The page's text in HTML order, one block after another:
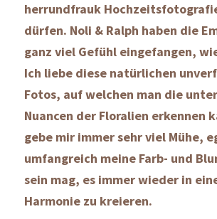
herrundfrauk
dürfen. Noli & Ralph haben die
ganz viel Gefühl eingefangen,
Ich liebe diese natürlichen
Fotos, auf welchen man die
Nuancen der Floralien erkennen
gebe mir immer sehr viel Mühe,
umfangreich meine Farb- und
sein mag, es immer wieder in
Harmonie zu kreieren.